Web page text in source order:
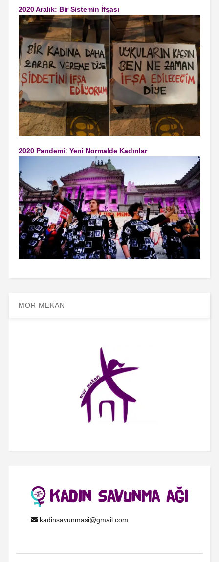
2020 Aralık: Bir Sistemin İfşası
2020 Pandemi: Yeni Normalde Kadınlar
MOR MEKAN
kadinsavunmasi@gmail.com